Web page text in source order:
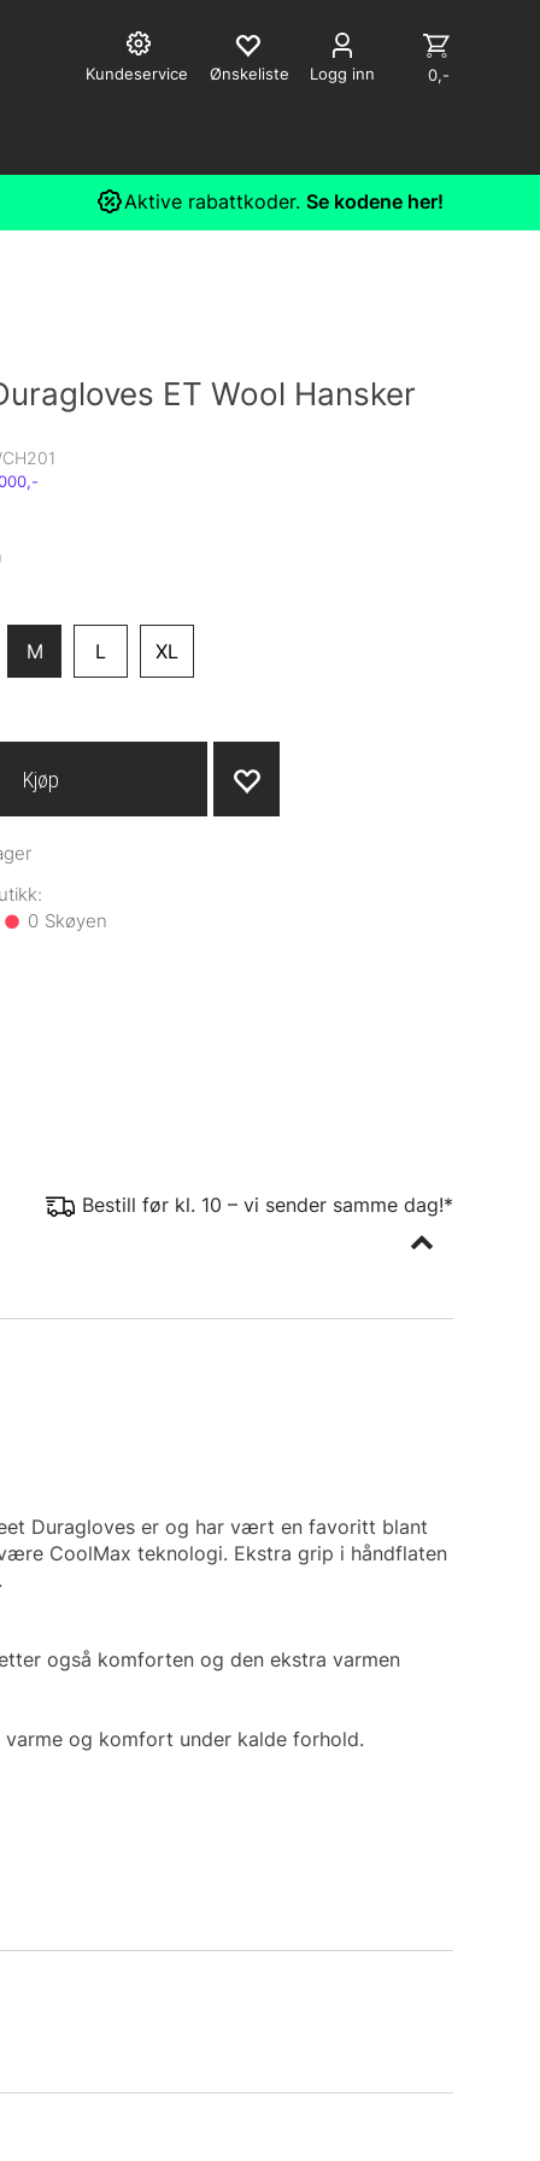
Logg inn
Kundeservice 0,-
Aktive rabattkoder. Se kodene her!
ET Wool Hansker
M L XL
0
Kjøp
Bestill før kl. 10 – vi sender samme dag!*
Duragloves er og har vært en favoritt blant
CoolMax teknologi. Ekstra grip i håndflaten
også komforten og den ekstra varmen
og komfort under kalde forhold.